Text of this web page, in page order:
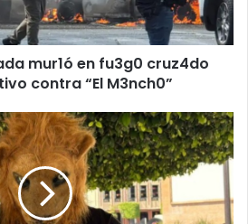
mur1ó en fu3g0 cruz4do
contra “El M3nch0”